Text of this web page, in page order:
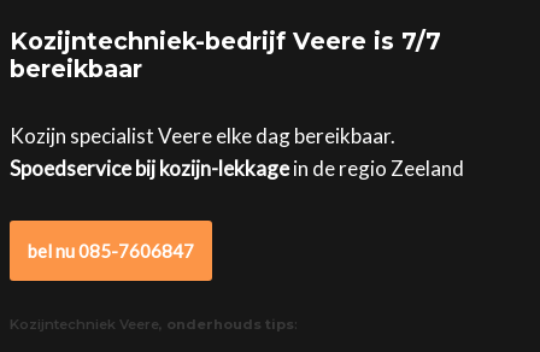
Kozijntechniek-bedrijf Veere is 7/7
bereikbaar
Kozijn specialist Veere elke dag bereikbaar.
Spoedservice bij kozijn-lekkagein de regio Zeeland
bel nu 085-7606847
Kozijntechniek Veere, onderhouds tips: